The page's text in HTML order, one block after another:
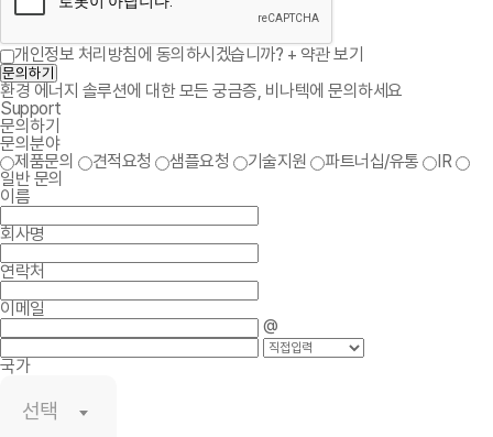
개인정보 처리방침에 동의하시겠습니까? + 약관 보기
문의하기
환경 에너지 솔루션에 대한 모든 궁금증, 비나텍에 문의하세요
Support
문의하기
문의분야
제품문의
견적요청 샘플요청 기술지원 파트너십/유통
IR
일반 문의
이름
회사명
연락처
이메일
@
국가
선택